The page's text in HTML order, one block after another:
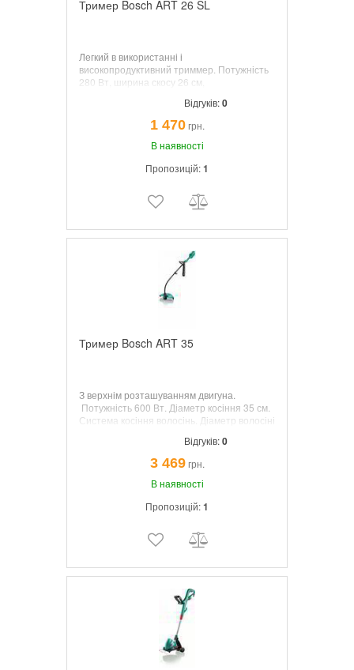
Тример Bosch ART 26 SL
Легкий в використанні і
високопродуктивний триммер. Потужність
280 Вт, ширина скосу 26 см,
довжина волосіні 4 м, вага 1.8 кг.
Відгуків:0
1 470грн.
В наявності
Пропозицій:1
Тример Bosch ART 35
З верхнім розташуванням двигуна.
Потужність 600 Вт. Діаметр косіння 35 см.
Система косіння волосінь. Діаметр волосіні
Відгуків:0
3 469грн.
В наявності
Пропозицій:1